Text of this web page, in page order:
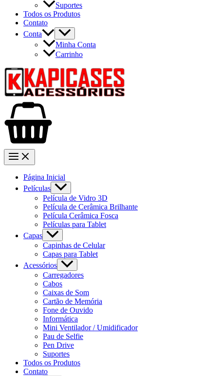
Suportes
Todos os Produtos
Contato
Conta
Minha Conta
Carrinho
Página Inicial
Películas
Película de Vidro 3D
Película de Cerâmica Brilhante
Película Cerâmica Fosca
Películas para Tablet
Capas
Capinhas de Celular
Capas para Tablet
Acessórios
Carregadores
Cabos
Caixas de Som
Cartão de Memória
Fone de Ouvido
Informática
Mini Ventilador / Umidificador
Pau de Selfie
Pen Drive
Suportes
Todos os Produtos
Contato